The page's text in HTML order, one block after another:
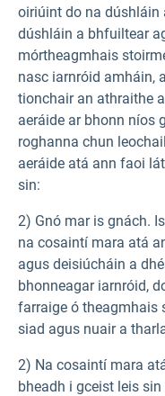
oiriúint do na dúshláin
dúshláin a bhfuiltear
mórtheagmhais
nasc iarnróid amháin,
tionchair an athraithe
aeráide ar bhonn níos
roghanna chun
aeráide atá ann faoi
sin:
2) Gnó mar is gnách.
na cosaintí mara atá
agus deisiúcháin a
bhonneagar iarnróid,
farraige ó theagmhais
siad agus nuair a
2) Na cosaintí mara
bheadh i gceist leis